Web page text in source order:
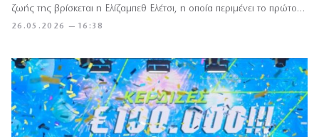
26.05.2026 — 16:38
ζωής της βρίσκεται η Ελίζαμπεθ Ελέτσι, η οποία περιμένει το πρώτο…